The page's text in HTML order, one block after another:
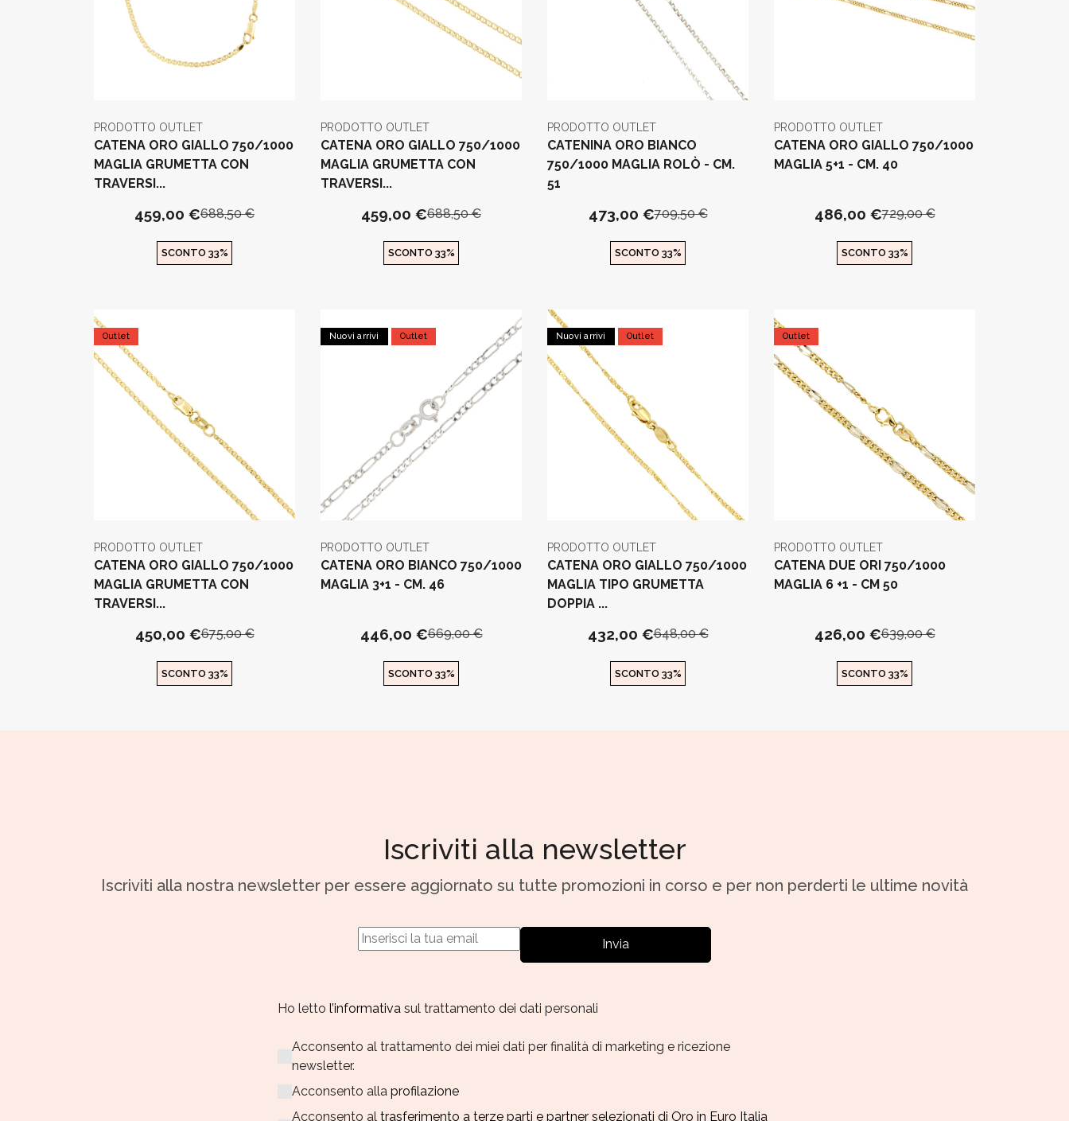
PRODOTTO OUTLET
CATENA ORO GIALLO 750/1000
MAGLIA GRUMETTA CON
TRAVERSI...
459,00 €688,50 €
SCONTO 33%
PRODOTTO OUTLET
CATENA ORO GIALLO 750/1000
MAGLIA GRUMETTA CON
TRAVERSI...
459,00 €688,50 €
SCONTO 33%
PRODOTTO OUTLET
CATENINA ORO BIANCO
750/1000 MAGLIA ROLÒ - CM.
51
473,00 €709,50 €
SCONTO 33%
PRODOTTO OUTLET
CATENA ORO GIALLO 750/1000
MAGLIA 5+1 - CM. 40
486,00 €729,00 €
SCONTO 33%
Outlet
PRODOTTO OUTLET
CATENA ORO GIALLO 750/1000
MAGLIA GRUMETTA CON
TRAVERSI...
450,00 €675,00 €
SCONTO 33%
Nuovi arrivi Outlet
PRODOTTO OUTLET
CATENA ORO BIANCO 750/1000
MAGLIA 3+1 - CM. 46
446,00 €669,00 €
SCONTO 33%
Nuovi arrivi Outlet
PRODOTTO OUTLET
CATENA ORO GIALLO 750/1000
MAGLIA TIPO GRUMETTA
DOPPIA ...
432,00 €648,00 €
SCONTO 33%
Outlet
PRODOTTO OUTLET
CATENA DUE ORI 750/1000
MAGLIA 6 +1 - CM 50
426,00 €639,00 €
SCONTO 33%
Iscriviti alla newsletter
Iscriviti alla nostra newsletter per essere aggiornato su tutte promozioni in corso e per non perderti le ultime novità
Invia
Ho letto l’informativa sul trattamento dei dati personali
Acconsento al trattamento dei miei dati per finalità di marketing e ricezione
newsletter.
Acconsento alla profilazione
Acconsento al trasferimento a terze parti e partner selezionati di Oro in Euro Italia